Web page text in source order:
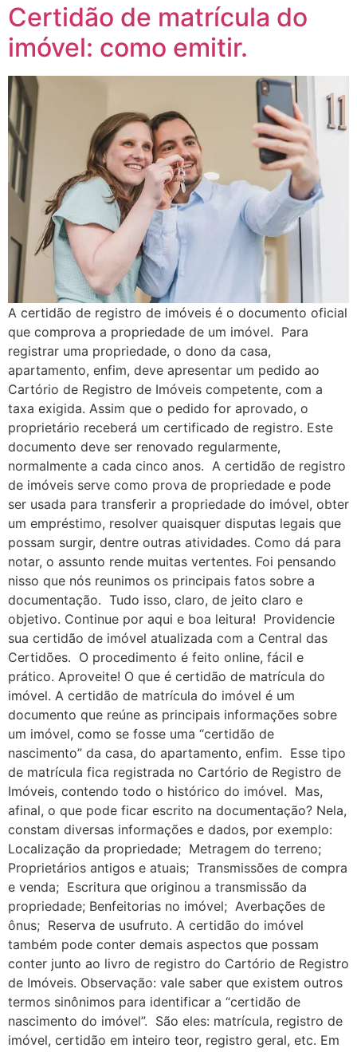
Certidão de matrícula do
imóvel: como emitir.
A certidão de registro de imóveis é o documento oficial
que comprova a propriedade de um imóvel. Para
registrar uma propriedade, o dono da casa,
apartamento, enfim, deve apresentar um pedido ao
Cartório de Registro de Imóveis competente, com a
taxa exigida. Assim que o pedido for aprovado, o
proprietário receberá um certificado de registro. Este
documento deve ser renovado regularmente,
normalmente a cada cinco anos. A certidão de registro
de imóveis serve como prova de propriedade e pode
ser usada para transferir a propriedade do imóvel, obter
um empréstimo, resolver quaisquer disputas legais que
possam surgir, dentre outras atividades. Como dá para
notar, o assunto rende muitas vertentes. Foi pensando
nisso que nós reunimos os principais fatos sobre a
documentação. Tudo isso, claro, de jeito claro e
objetivo. Continue por aqui e boa leitura! Providencie
sua certidão de imóvel atualizada com a Central das
Certidões. O procedimento é feito online, fácil e
prático. Aproveite! O que é certidão de matrícula do
imóvel. A certidão de matrícula do imóvel é um
documento que reúne as principais informações sobre
um imóvel, como se fosse uma “certidão de
nascimento” da casa, do apartamento, enfim. Esse tipo
de matrícula fica registrada no Cartório de Registro de
Imóveis, contendo todo o histórico do imóvel. Mas,
afinal, o que pode ficar escrito na documentação? Nela,
constam diversas informações e dados, por exemplo:
Localização da propriedade; Metragem do terreno;
Proprietários antigos e atuais; Transmissões de compra
e venda; Escritura que originou a transmissão da
propriedade; Benfeitorias no imóvel; Averbações de
ônus; Reserva de usufruto. A certidão do imóvel
também pode conter demais aspectos que possam
conter junto ao livro de registro do Cartório de Registro
de Imóveis. Observação: vale saber que existem outros
termos sinônimos para identificar a “certidão de
nascimento do imóvel”. São eles: matrícula, registro de
imóvel, certidão em inteiro teor, registro geral, etc. Em